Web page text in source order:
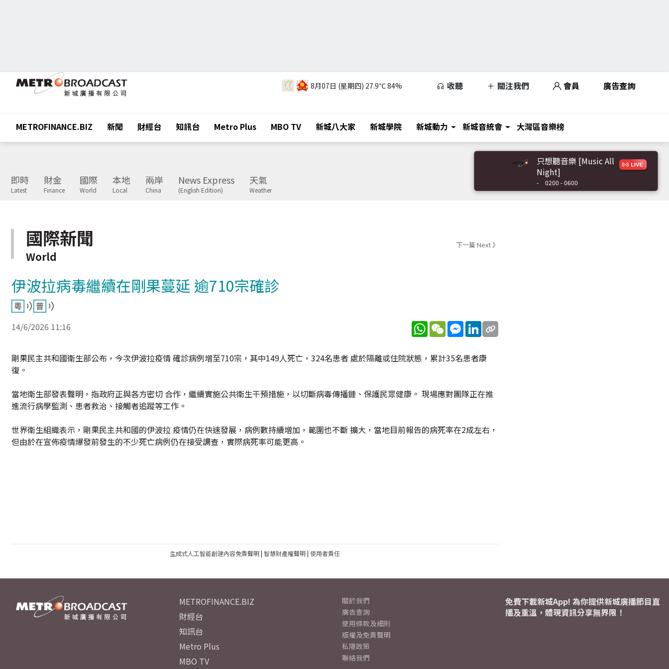
8月07日 (星期四) 27.9℃84% 收聽 關注我們 會員 廣告查詢
METROFINANCE.BIZ 新聞 財經台 知訊台 Metro Plus MBO TV 新城八大家 新城學院 新城動力 新城音統會 大灣區音樂榜
即時
Latest
財金
Finance
國際
World
本地
Local
兩岸
China
News Express
(English Edition)
天氣
Weather
只想聽音樂 [Music All
Night]
- 0200 - 0600
國際新聞
World
下一篇 Next 》
伊波拉病毒繼續在剛果蔓延 逾710宗確診
14/6/2026 11:16 WhatsApp
WeChatMessenger
LinkedIn
剛果民主共和國衛生部公布，今次伊波拉疫情 確診病例增至710宗，其中149人死亡，324名患者 處於隔離或住院狀態，累計35名患者康
復。
當地衛生部發表聲明，指政府正與各方密切 合作，繼續實施公共衛生干預措施，以切斷病毒傳播鏈、保護民眾健康。 現場應對團隊正在推
進流行病學監測、患者救治、接觸者追蹤等工作。
世界衛生組織表示，剛果民主共和國的伊波拉 疫情仍在快速發展，病例數持續增加，範圍也不斷 擴大，當地目前報告的病死率在2成左右，
但由於在宣佈疫情爆發前發生的不少死亡病例仍在接受調查，實際病死率可能更高。
生成式人工智能創建內容免責聲明| 智慧財產權聲明| 使用者責任
METROFINANCE.BIZ
財經台
知訊台
Metro Plus
MBO TV
關於我們
廣告查詢
使用條款及細則
版權及免責聲明
私隱政策
聯絡我們
免費下載新城App! 為你提供新城廣播節目直
播及重溫，體現資訊分享無界限！